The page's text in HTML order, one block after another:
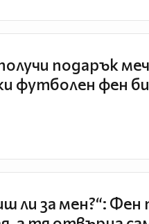
подарък
футболен фен би
ли за мен?“: Фен